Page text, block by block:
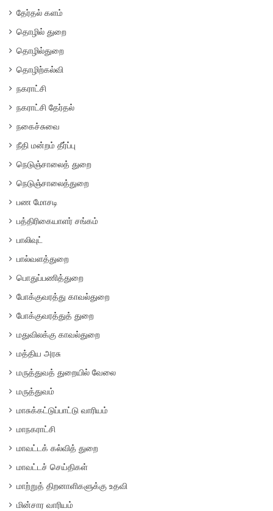
தேர்தல் களம்
தொழில் துறை
தொழில்துறை
தொழிற்கல்வி
நகராட்சி
நகராட்சி தேர்தல்
நகைச்சுவை
நீதி மன்றம் தீர்ப்பு
நெடுஞ்சாலைத் துறை
நெடுஞ்சாலைத்துறை
பண மோசடி
பத்திரிகையாளர் சங்கம்
பாலிவுட்
பால்வளத்துறை
பொதுப்பணித்துறை
போக்குவரத்து காவல்துறை
போக்குவரத்துத் துறை
மதுவிலக்கு காவல்துறை
மத்திய அரசு
மருத்துவத் துறையில் வேலை
மருத்துவம்
மாசுக்கட்டுப்பாட்டு வாரியம்
மாநகராட்சி
மாவட்டக் கல்வித் துறை
மாவட்டச் செய்திகள்
மாற்றுத் திறனாளிகளுக்கு உதவி
மின்சார வாரியம்